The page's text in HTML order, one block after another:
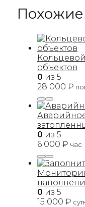
Похожие
объектов
0 из 5
28 000 ₽
0 из 5
6 000 ₽ час
0 из 5
15 000 ₽